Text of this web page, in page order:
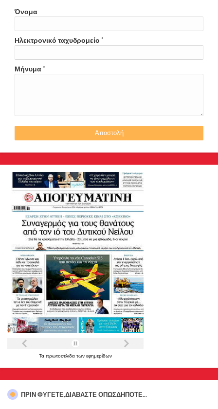
Όνομα
Ηλεκτρονικό ταχυδρομείο *
Μήνυμα *
Τα πρωτοσέλιδα των εφημερίδων
ΠΡΊΝ ΦΎΓΕΤΕ,ΔΙΑΒΆΣΤΕ ΟΠΩΣΔΉΠΟΤΕ...